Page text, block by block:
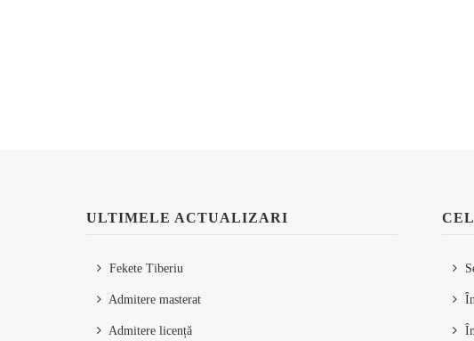
ULTIMELE ACTUALIZARI
Fekete Tiberiu
Admitere masterat
Admitere licență